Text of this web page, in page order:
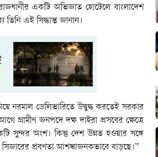
একটি অভিজাত হোটেলে বাংলাদেশ
এই সিদ্ধান্ত জানান।
নরমাল ডেলিভারিতে উদ্বুদ্ধ করতেই সরকার
গ্রামীণ জনপদে দক্ষ দাইরা প্রসবের ক্ষেত্রে
সুন্দর অংশ। কিন্তু দেশ উন্নত হওয়ার সঙ্গে
সিজারের প্রবণতা আশঙ্কাজনকভাবে বাড়ছে।”